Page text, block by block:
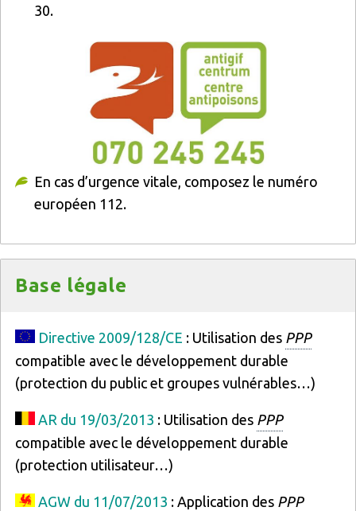
30.
En cas d’urgence vitale, composez le numéro
européen 112.
Base légale
Directive 2009/128/CE : Utilisation des PPP
compatible avec le développement durable
(protection du public et groupes vulnérables…)
AR du 19/03/2013 : Utilisation des PPP
compatible avec le développement durable
(protection utilisateur…)
AGW du 11/07/2013 : Application des PPP